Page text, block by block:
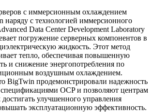
с иммерсионным охлаждением
наряду с технологией иммерсионного
Data Center Development Laboratory
погружение серверных компонентов в
жидкость. Этот метод
тепло, обеспечивая повышенную
и снижение энергопотребления по
воздушным охлаждением.
BigTwin продемонстрировали надежность
спецификациями OCP и позволяют центрам
улучшенного управления
эксплуатационную эффективность.